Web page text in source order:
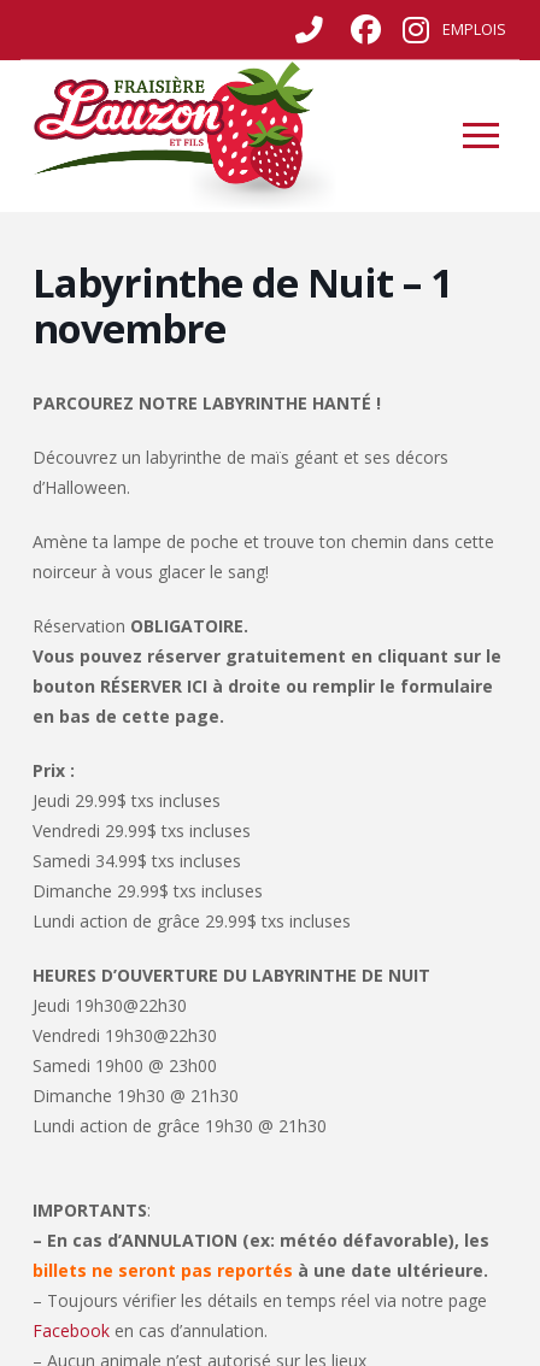
EMPLOIS
Labyrinthe de Nuit – 1
novembre
PARCOUREZ NOTRE LABYRINTHE HANTÉ !
Découvrez un labyrinthe de maïs géant et ses décors
d’Halloween.
Amène ta lampe de poche et trouve ton chemin dans cette
noirceur à vous glacer le sang!
Réservation OBLIGATOIRE.
Vous pouvez réserver gratuitement en cliquant sur le
bouton RÉSERVER ICI à droite ou remplir le formulaire
en bas de cette page.
Prix :
Jeudi 29.99$ txs incluses
Vendredi 29.99$ txs incluses
Samedi 34.99$ txs incluses
Dimanche 29.99$ txs incluses
Lundi action de grâce 29.99$ txs incluses
HEURES D’OUVERTURE DU LABYRINTHE DE NUIT
Jeudi 19h30@22h30
Vendredi 19h30@22h30
Samedi 19h00 @ 23h00
Dimanche 19h30 @ 21h30
Lundi action de grâce 19h30 @ 21h30
IMPORTANTS:
– En cas d’ANNULATION (ex: météo défavorable), les
billets ne seront pas reportés à une date ultérieure.
– Toujours vérifier les détails en temps réel via notre page
Facebooken cas d’annulation.
– Aucun animale n’est autorisé sur les lieux